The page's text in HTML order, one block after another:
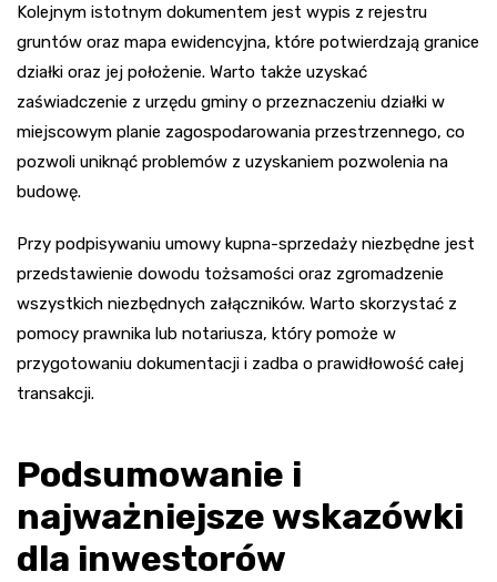
Kolejnym istotnym dokumentem jest wypis z rejestru
gruntów oraz mapa ewidencyjna, które potwierdzają granice
działki oraz jej położenie. Warto także uzyskać
zaświadczenie z urzędu gminy o przeznaczeniu działki w
miejscowym planie zagospodarowania przestrzennego, co
pozwoli uniknąć problemów z uzyskaniem pozwolenia na
budowę.
Przy podpisywaniu umowy kupna-sprzedaży niezbędne jest
przedstawienie dowodu tożsamości oraz zgromadzenie
wszystkich niezbędnych załączników. Warto skorzystać z
pomocy prawnika lub notariusza, który pomoże w
przygotowaniu dokumentacji i zadba o prawidłowość całej
transakcji.
Podsumowanie i
najważniejsze wskazówki
dla inwestorów